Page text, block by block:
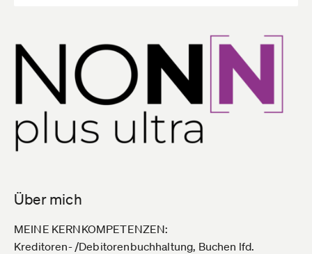
Über mich
MEINE KERNKOMPETENZEN:
Kreditoren- /Debitorenbuchhaltung, Buchen lfd.